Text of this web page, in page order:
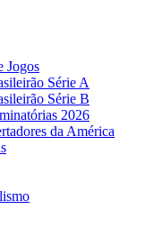
Jogos
Série A
Série B
2026
da América